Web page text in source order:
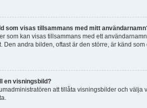
som visas tillsammans med mitt
som kan visas tillsammans med ett
Den andra bilden, oftast är den större, är känd
en visningsbild?
att tillåta visningsbilder och